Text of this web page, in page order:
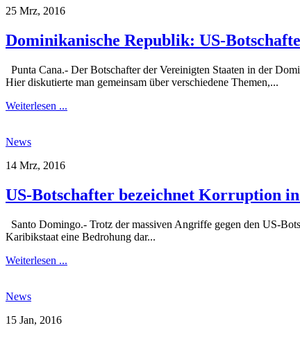
25 Mrz, 2016
Dominikanische Republik: US-
Punta Cana.- Der Botschafter der Vereinigten Staaten in der
Hier diskutierte man gemeinsam über verschiedene Themen,...
Weiterlesen ...
News
14 Mrz, 2016
US-Botschafter bezeichnet Korruption
Santo Domingo.- Trotz der massiven Angriffe gegen den US-
Karibikstaat eine Bedrohung dar...
Weiterlesen ...
News
15 Jan, 2016